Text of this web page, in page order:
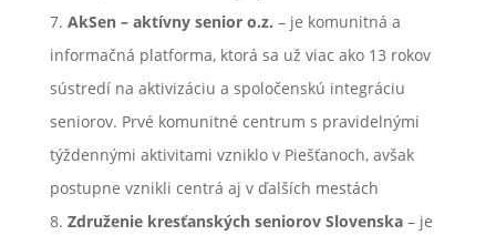
AkSen – aktívny senior o.z. – je komunitná a
informačná platforma, ktorá sa už viac ako 13 rokov
sústredí na aktivizáciu a spoločenskú integráciu
seniorov. Prvé komunitné centrum s pravidelnými
týždennými aktivitami vzniklo v Piešťanoch, avšak
postupne vznikli centrá aj v ďalších mestách
Združenie kresťanských seniorov Slovenska– je